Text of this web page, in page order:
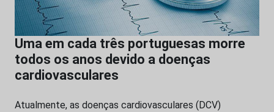
Uma em cada três portuguesas morre
todos os anos devido a doenças
cardiovasculares
Atualmente, as doenças cardiovasculares (DCV)